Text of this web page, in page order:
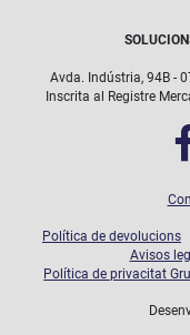
Avda. Indústria, 94B -
Inscrita al Registre
Política de devolucions
Avisos
Política de privacitat